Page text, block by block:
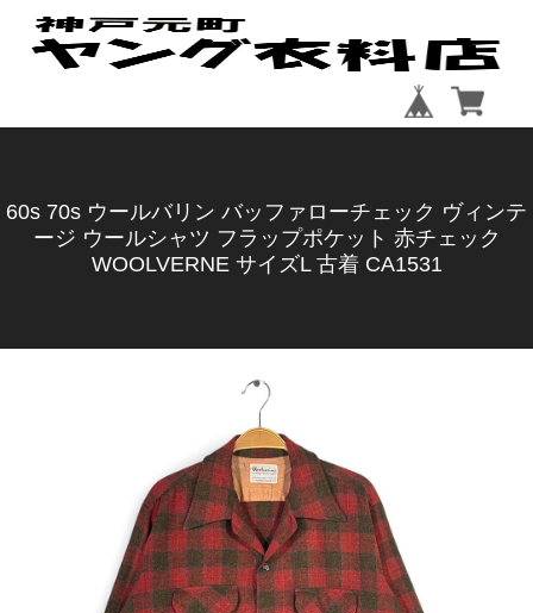
60s 70s ウールバリン バッファローチェック ヴィンテ
ージ ウールシャツ フラップポケット 赤チェック
WOOLVERNE サイズL 古着 CA1531